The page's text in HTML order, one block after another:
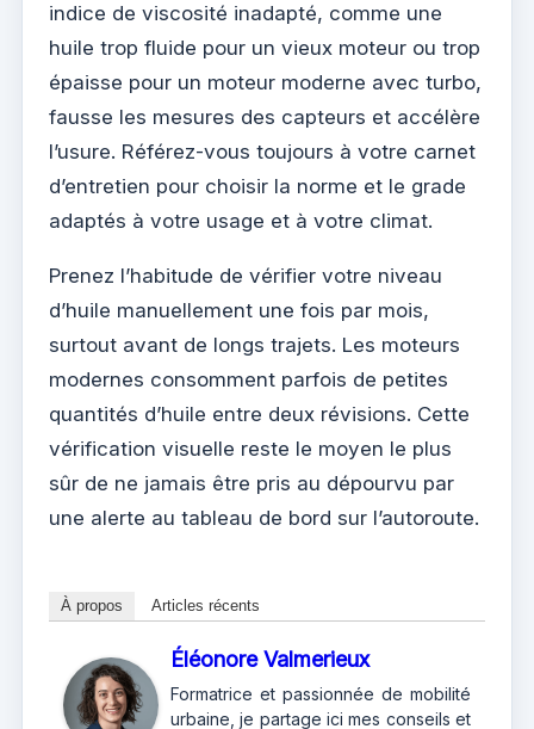
indice de viscosité inadapté, comme une
huile trop fluide pour un vieux moteur ou trop
épaisse pour un moteur moderne avec turbo,
fausse les mesures des capteurs et accélère
l’usure. Référez-vous toujours à votre carnet
d’entretien pour choisir la norme et le grade
adaptés à votre usage et à votre climat.
Prenez l’habitude de vérifier votre niveau
d’huile manuellement une fois par mois,
surtout avant de longs trajets. Les moteurs
modernes consomment parfois de petites
quantités d’huile entre deux révisions. Cette
vérification visuelle reste le moyen le plus
sûr de ne jamais être pris au dépourvu par
une alerte au tableau de bord sur l’autoroute.
À propos Articles récents
Éléonore Valmerieux
Formatrice et passionnée de mobilité
urbaine, je partage ici mes conseils et